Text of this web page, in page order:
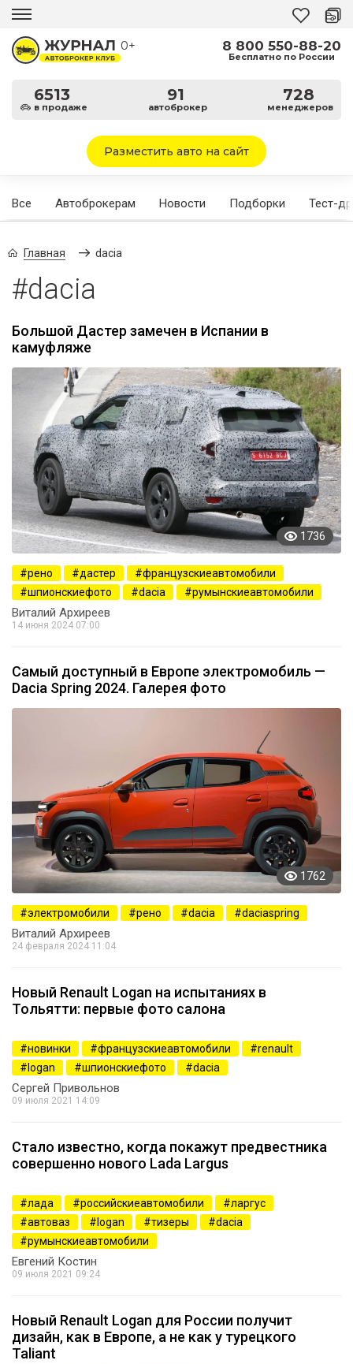
0+
6513
в продаже
91
автоброкер
728
менеджеров
8 800 550-88-20
Бесплатно по России
Разместить авто на сайт
Все Автоброкерам Новости Подборки Тест-
Главная dacia
#dacia
Большой Дастер замечен в Испании в
камуфляже
1736
рено дастер
французскиеавтомобили
шпионскиефото
dacia румынскиеавтомобили
Виталий Архиреев
14 июня 2024 07:00
Самый доступный в Европе электромобиль —
Dacia Spring 2024. Галерея фото
1762
электромобили рено dacia daciaspring
Виталий Архиреев
24 февраля 2024 11:04
Новый Renault Logan на испытаниях в
Тольятти: первые фото салона
новинки французскиеавтомобили
renault
logan
шпионскиефото dacia
Сергей Привольнов
09 июля 2021 14:09
Стало известно, когда покажут предвестника
совершенно нового Lada Largus
лада российскиеавтомобили
ларгус
автоваз
logan тизеры
dacia
румынскиеавтомобили
Евгений Костин
09 июля 2021 09:24
Новый Renault Logan для России получит
дизайн, как в Европе, а не как у турецкого
Taliant